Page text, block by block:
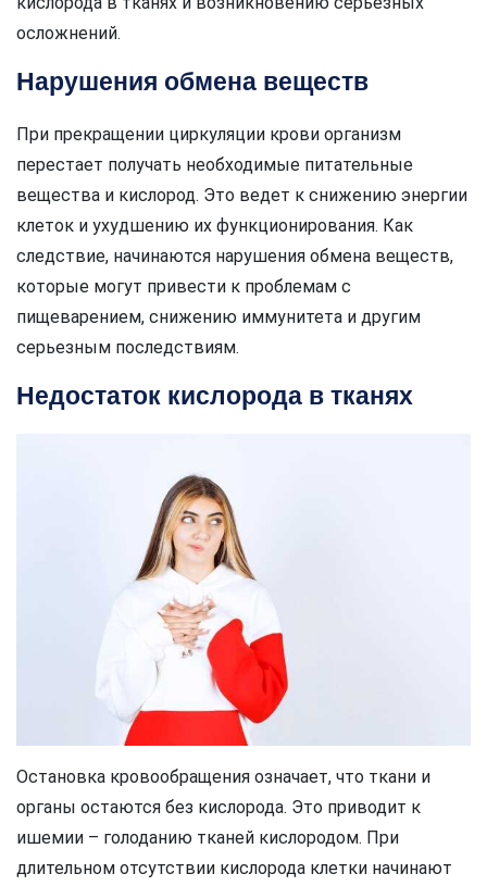
осложнений.
Нарушения обмена веществ
При прекращении циркуляции крови организм
перестает получать необходимые питательные
вещества и кислород. Это ведет к снижению энергии
клеток и ухудшению их функционирования. Как
следствие, начинаются нарушения обмена веществ,
которые могут привести к проблемам с
пищеварением, снижению иммунитета и другим
серьезным последствиям.
Недостаток кислорода в тканях
Остановка кровообращения означает, что ткани и
органы остаются без кислорода. Это приводит к
ишемии – голоданию тканей кислородом. При
длительном отсутствии кислорода клетки начинают